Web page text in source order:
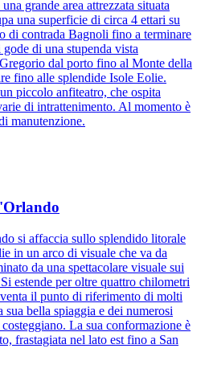
grande area attrezzata situata
una superficie di circa 4 ettari su
di contrada Bagnoli fino a terminare
di una stupenda vista
dal porto fino al Monte della
fino alle splendide Isole Eolie.
piccolo anfiteatro, che ospita
di intrattenimento. Al momento è
manutenzione.
si affaccia sullo splendido litorale
in un arco di visuale che va da
da una spettacolare visuale sui
estende per oltre quattro chilometri
il punto di riferimento di molti
bella spiaggia e dei numerosi
La sua conformazione è
frastagiata nel lato est fino a San